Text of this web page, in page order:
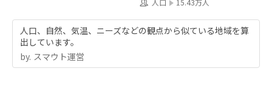
人口、自然、気温、ニーズなどの観点から似ている地域を算
出しています。
by.︎ スマウト運営